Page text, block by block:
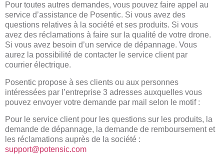
Pour toutes autres demandes, vous pouvez faire appel au
service d’assistance de Posentic. Si vous avez des
questions relatives à la société et ses produits. Si vous
avez des réclamations à faire sur la qualité de votre drone.
Si vous avez besoin d’un service de dépannage. Vous
aurez la possibilité de contacter le service client par
courrier électrique.
Posentic propose à ses clients ou aux personnes
intéressées par l’entreprise 3 adresses auxquelles vous
pouvez envoyer votre demande par mail selon le motif :
Pour le service client pour les questions sur les produits, la
demande de dépannage, la demande de remboursement et
les réclamations auprès de la société :
support@potensic.com